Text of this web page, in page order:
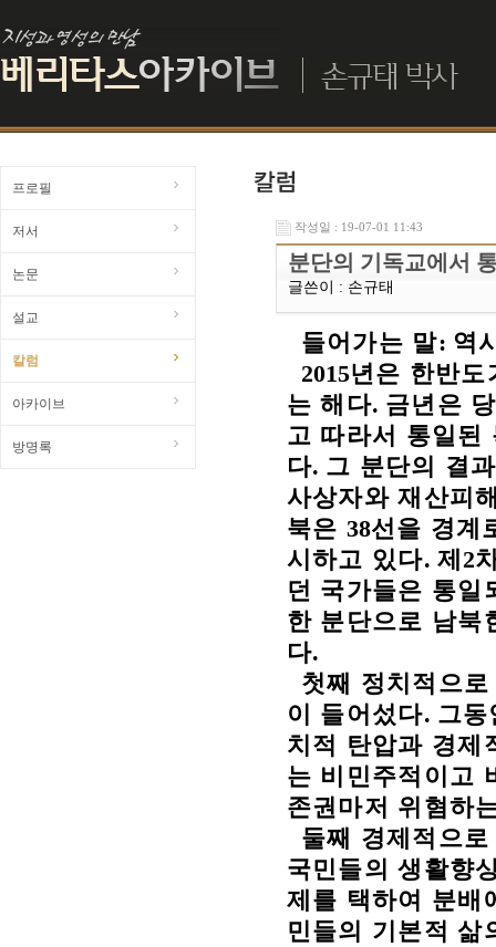
프로필
저서
논문
설교
칼럼
아카이브
방명록
작성일 : 19-07-01 11:43
분단의 기독교에서
글쓴이 : 손규태
들어가는 말: 역
2015년은 한반
는 해다. 금년은
고 따라서 통일
다. 그 분단의 결
사상자와 재산피
북은 38선을 경계
시하고 있다. 제 2
던 국가들은 통일
한 분단으로 남북
다.
첫째 정치적으
이 들어섰다. 그
치적 탄압과 경제
는 비민주적이고
존권마저 위혐하
둘째 경제적으
국민들의 생활향
제를 택하여 분배
민들의 기본적 삶